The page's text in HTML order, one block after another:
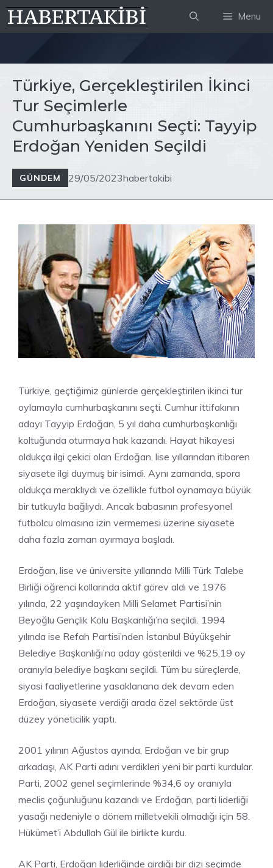
İçeriğe
atla
Menu
Türkiye, Gerçekleştirilen İkinci
Tur Seçimlerle
Cumhurbaşkanını Seçti: Tayyip
Erdoğan Yeniden Seçildi
GÜNDEM 29/05/2023habertakibi
Türkiye, geçtiğimiz günlerde gerçekleştirilen ikinci tur
oylamayla cumhurbaşkanını seçti. Cumhur ittifakının
adayı Tayyip Erdoğan, 5 yıl daha cumhurbaşkanlığı
koltuğunda oturmaya hak kazandı. Hayat hikayesi
oldukça ilgi çekici olan Erdoğan, lise yıllarından itibaren
siyasete ilgi duymuş bir isimdi. Aynı zamanda, spora
oldukça meraklıydı ve özellikle futbol oynamaya büyük
bir tutkuyla bağlıydı. Ancak babasının profesyonel
futbolcu olmasına izin vermemesi üzerine siyasete
daha fazla zaman ayırmaya başladı.
Erdoğan, lise ve üniversite yıllarında Milli Türk Talebe
Birliği öğrenci kollarında aktif görev aldı ve 1976
yılında, 22 yaşındayken Milli Selamet Partisi’nin
Beyoğlu Gençlik Kolu Başkanlığı’na seçildi. 1994
yılında ise Refah Partisi’nden İstanbul Büyükşehir
Belediye Başkanlığı’na aday gösterildi ve %25,19 oy
oranıyla belediye başkanı seçildi. Tüm bu süreçlerde,
siyasi faaliyetlerine yasaklanana dek devam eden
Erdoğan, siyasete verdiği arada özel sektörde üst
düzey yöneticilik yaptı.
2001 yılının Ağustos ayında, Erdoğan ve bir grup
arkadaşı, AK Parti adını verdikleri yeni bir parti kurdular.
Parti, 2002 genel seçimlerinde %34,6 oy oranıyla
meclis çoğunluğunu kazandı ve Erdoğan, parti liderliği
yasağı nedeniyle o dönem milletvekili olmadığı için 58.
Hükümet’i Abdullah Gül ile birlikte kurdu.
AK Parti, Erdoğan liderliğinde girdiği bir dizi seçimde